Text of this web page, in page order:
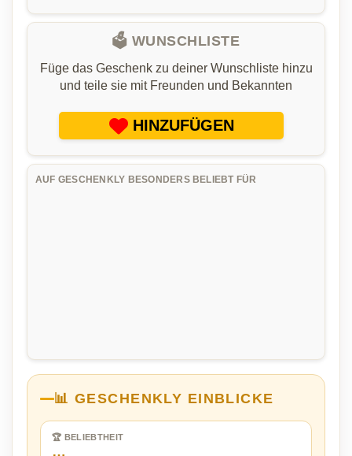
🗳️ WUNSCHLISTE
Füge das Geschenk zu deiner Wunschliste hinzu
und teile sie mit Freunden und Bekannten
HINZUFÜGEN
AUF GESCHENKLY BESONDERS BELIEBT FÜR
📊 GESCHENKLY EINBLICKE
🏆 BELIEBTHEIT
…